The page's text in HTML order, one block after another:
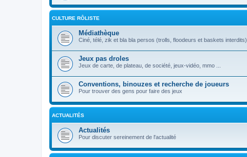
CULTURE RÔLISTE
Médiathèque
Ciné, télé, zik et bla bla persos (trolls, floodeurs et baskets interdits)
Jeux pas droles
Jeux de carte, de plateau, de société, jeux-vidéo, mmo ...
Conventions, binouzes et recherche de joueurs
Pour trouver des gens pour faire des jeux
ACTUALITÉS
Actualités
Pour discuter sereinement de l'actualité